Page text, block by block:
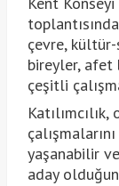
çevre,
bireyler, afet
çeşitli
yaşanabilir
aday